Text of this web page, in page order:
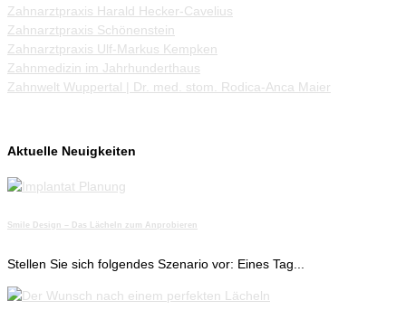
Zahnarztpraxis Harald Hecker-Cavelius
Zahnarztpraxis Schönenstein
Zahnarztpraxis Ulf-Markus Kempken
Zahnmedizin im Jahrhunderthaus
Zahnwelt Wuppertal | Dr. med. stom. Rodica-Anca Maier
Aktuelle Neuigkeiten
Smile Design – Das Lächeln zum Anprobieren
Stellen Sie sich folgendes Szenario vor: Eines Tag...